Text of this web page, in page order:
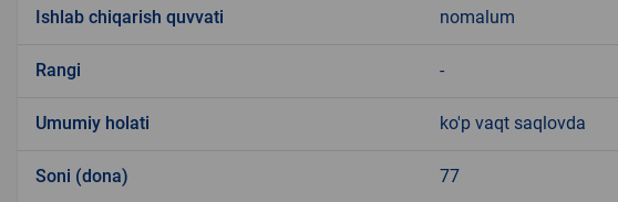
Ishlab chiqarish quvvati nomalum
Rangi -
Umumiy holati ko'p vaqt saqlovda
Soni (dona) 77